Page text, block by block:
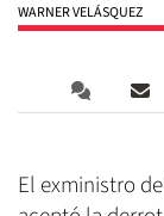
WARNER VELÁSQUEZ
El exministro